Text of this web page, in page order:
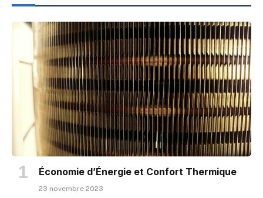
Économie d’Énergie et Confort Thermique
23 novembre 2023